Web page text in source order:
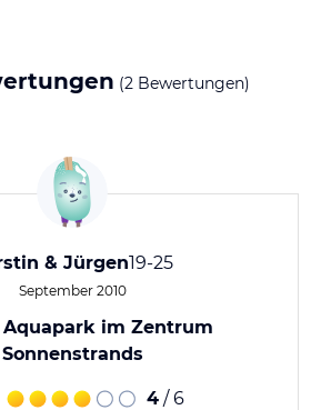
(2 Bewertungen)
& Jürgen19-25
September 2010
Aquapark im Zentrum
Sonnenstrands
4 / 6